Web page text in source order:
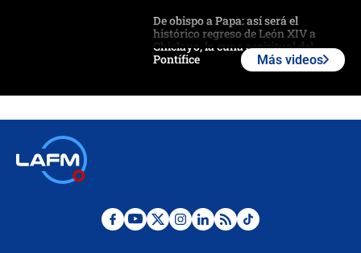
De obispo a Papa: así será el
histórico regreso de León XIV a
Chiclayo, la cuna espiritual del
Pontífice
¿La posesión de Abelardo De la
Más videos